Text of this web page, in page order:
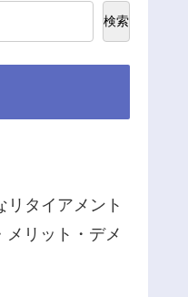
検索
リタイアメント
メリット・デメ